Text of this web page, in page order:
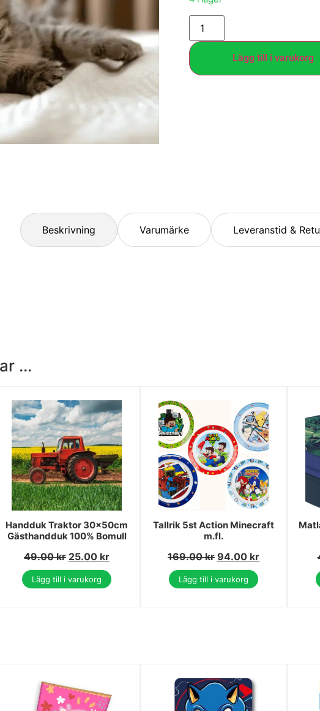
Lägg till i varukorg
Beskrivning Varumärke Leveranstid &
...
Handduk Traktor 30x50cm
Gästhandduk 100% Bomull
49.00kr 25.00 kr
Lägg till i varukorg
Tallrik 5st Action Minecraft
m.fl.
169.00kr 94.00 kr
Lägg till i varukorg